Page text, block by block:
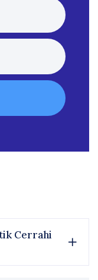
Cerrahi